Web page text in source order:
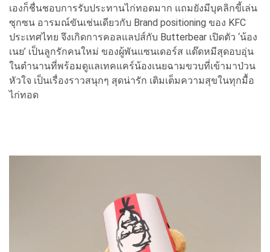
เองก็ชื่นชอบการรับประทานไก่ทอดมาก แถมยังมีบุคลิกขี้เล่น
ซุกซน อารมณ์ขันเช่นเดียวกับ Brand positioning ของ KFC
ประเทศไทย จึงเกิดการคอลแลปส์กับ Butterbear เปิดตัว ‘น้อง
เนย’ เป็นลูกรักคนใหม่ ของผู้พันแซนเดอร์ส แด๊ดหมีสุดอบอุ่น
ในตำนานที่พร้อมดูแลเทคแคร์น้องเนยฉามขวบที่เข้ามาป่วน
หัวใจ เป็นเรื่องราวสนุกๆ สุดน่ารัก เติมเต็มความสุขในทุกมื้อ
ไก่ทอด